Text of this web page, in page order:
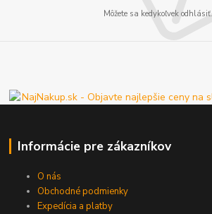
Môžete sa kedykoľvek odhlásiť.
Informácie pre zákazníkov
O nás
Obchodné podmienky
Expedícia a platby